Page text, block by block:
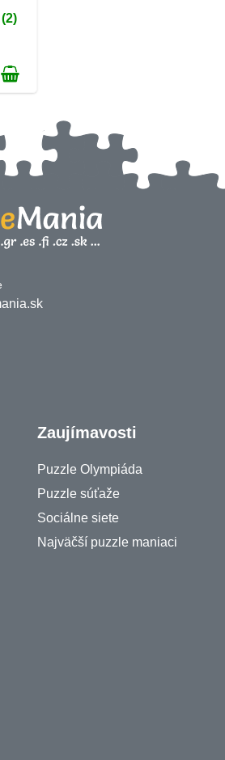
Zaujímavosti
Puzzle Olympiáda
Puzzle súťaže
Sociálne siete
Najväčší puzzle maniaci